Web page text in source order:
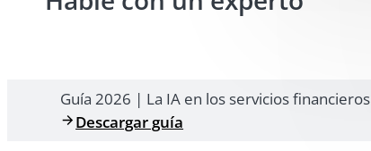
Guía 2026 | La IA en los servicios financieros
Descargar guía